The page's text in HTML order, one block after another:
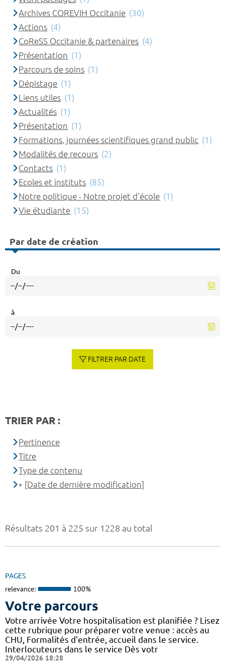
Résultats 201 à 225 sur 1228 au total
PAGES
relevance: 100%
Votre parcours
Votre arrivée Votre hospitalisation est planifiée ? Lisez
cette rubrique pour préparer votre venue : accès au
CHU, Formalités d'entrée, accueil dans le service.
Interlocuteurs dans le service Dès votr
29/04/2026 18:28
Archives COREVIH Occitanie (30)
Actions (4)
CoReSS Occitanie & partenaires (4)
Présentation (1)
Parcours de soins (1)
Dépistage (1)
Liens utiles (1)
Actualités (1)
Présentation (1)
Formations, journées scientifiques grand public (1)
Modalités de recours (2)
Contacts (1)
Ecoles et instituts (85)
Notre politique - Notre projet d'école (1)
Vie étudiante (15)
Par date de création
Du
à
FILTRER PAR DATE
TRIER PAR :
Pertinence
Titre
Type de contenu
[Date de dernière modification]